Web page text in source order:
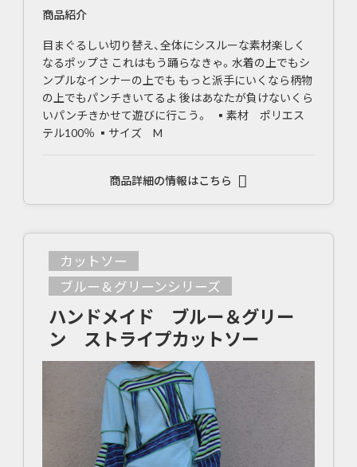
商品紹介
目まぐるしい切り替え、全体にシスルーな素材楽しく
なるポップさ これはもう踊らなきゃ。水着の上でもシ
ンプルなインナーの上でも もっと派手にいくなら柄物
の上でもパンチきいてるよ 後はあなたが負けないくら
いパンチきかせて遊びに行こう。 ▪素材 ポリエス
テル100％ ▪サイズ M
商品詳細の情報はこちら
カットソー
ブルー＆グリーンシリーズ
ハンドメイド ブルー＆グリー
ン ストライプカットソー